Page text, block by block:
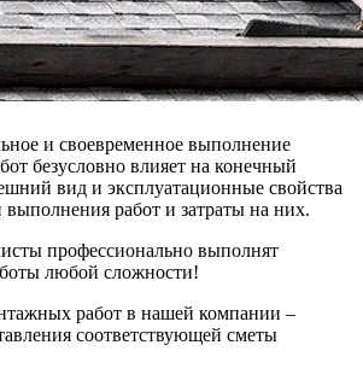
и своевременное выполнение
безусловно влияет на конечный
вид и эксплуатационные свойства
выполнения работ и затраты на них.
профессионально выполнят
любой сложности!
работ в нашей компании –
соответствующей сметы